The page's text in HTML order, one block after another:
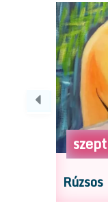
szept